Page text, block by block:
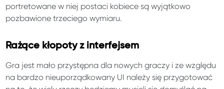
portretowane w niej postaci kobiece są wyjątkowo
pozbawione trzeciego wymiaru.
Rażące kłopoty z interfejsem
Gra jest mało przystępna dla nowych graczy i ze względu
na bardzo nieuporządkowany UI należy się przygotować